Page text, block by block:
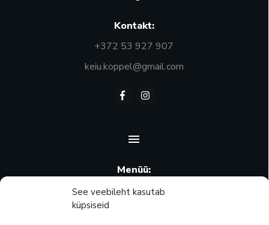
See veebileht kasutab
küpsiseid
Kontakt:
+372 53 927 907
keiu.koppel@gmail.com
Menüü:
Ostukorv
Minu konto